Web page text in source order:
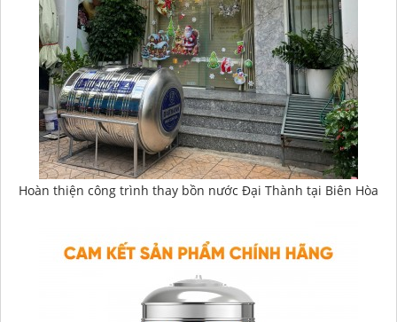
Hoàn thiện công trình thay bồn nước Đại Thành tại Biên Hòa